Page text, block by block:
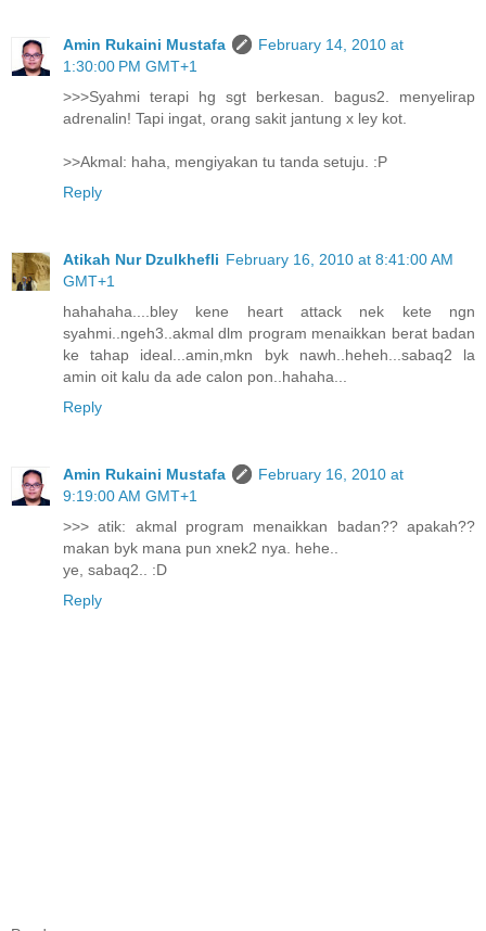
Amin Rukaini Mustafa
February 14, 2010 at
1:30:00 PM GMT+1
>>>Syahmi terapi hg sgt berkesan. bagus2. menyelirap
adrenalin! Tapi ingat, orang sakit jantung x ley kot.
>>Akmal: haha, mengiyakan tu tanda setuju. :P
Reply
Atikah Nur Dzulkhefli February 16, 2010 at 8:41:00 AM
GMT+1
hahahaha....bley kene heart attack nek kete ngn
syahmi..ngeh3..akmal dlm program menaikkan berat badan
ke tahap ideal...amin,mkn byk nawh..heheh...sabaq2 la
amin oit kalu da ade calon pon..hahaha...
Reply
Amin Rukaini Mustafa
February 16, 2010 at
9:19:00 AM GMT+1
>>> atik: akmal program menaikkan badan?? apakah??
makan byk mana pun xnek2 nya. hehe..
ye, sabaq2.. :D
Reply